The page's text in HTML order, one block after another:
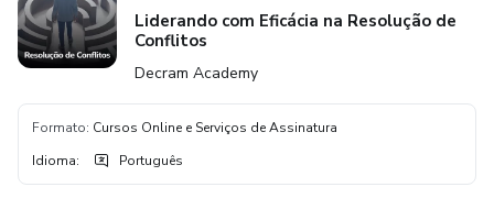
Liderando com Eficácia na Resolução de
Conflitos
Decram Academy
Formato: Cursos Online e Serviços de Assinatura
Idioma: Português